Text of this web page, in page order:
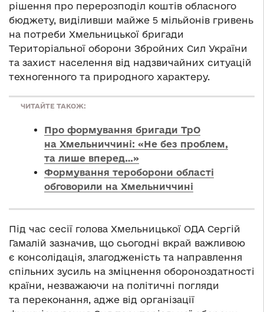
рішення про перерозподіл коштів обласного
бюджету, виділивши майже 5 мільйонів гривень
на потреби Хмельницької бригади
Територіальної оборони Збройних Сил України
та захист населення від надзвичайних ситуацій
техногенного та природного характеру.
ЧИТАЙТЕ ТАКОЖ:
Про формування бригади ТрО
на Хмельниччині: «Не без проблем,
та лише вперед…»
Формування тероборони області
обговорили на Хмельниччині
Під час сесії голова Хмельницької ОДА Сергій
Гамалій зазначив, що сьогодні вкрай важливою
є консолідація, злагодженість та направлення
спільних зусиль на зміцнення обороноздатності
країни, незважаючи на політичні погляди
та переконання, адже від організації